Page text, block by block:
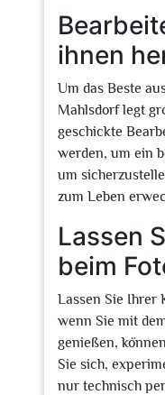
ihnen
Um das Beste
Mahlsdorf legt
geschickte
werden, um ein
um
zum Leben
Lassen
beim
Lassen Sie Ihrer
wenn Sie mit
genießen,
Sie sich,
nur technisch